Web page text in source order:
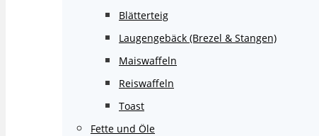
Blätterteig
Laugengebäck (Brezel & Stangen)
Maiswaffeln
Reiswaffeln
Toast
Fette und Öle